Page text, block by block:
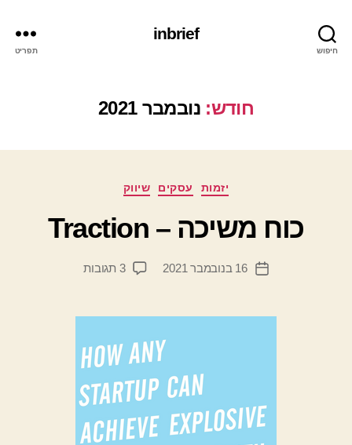
חיפוש
inbrief
תפריט
חודש: נובמבר 2021
קטגוריות יזמות עסקים שיווק
כוח משיכה – Traction
המחבר
הפוסט
א
ן
יי
תאריך
16 בנובמבר 2021 3 תגובות
על
–